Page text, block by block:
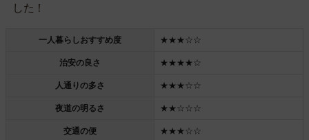
した！
一人暮らしおすすめ度 ★★★☆☆
治安の良さ ★★★★☆
人通りの多さ ★★★☆☆
夜道の明るさ ★★☆☆☆
交通の便 ★★★☆☆